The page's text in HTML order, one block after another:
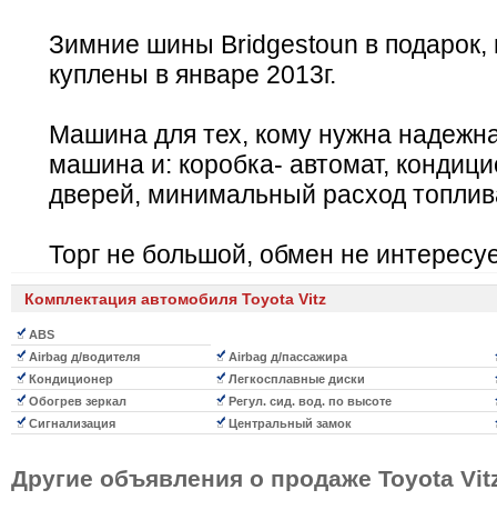
Зимние шины Bridgestoun в подарок,
куплены в январе 2013г.
Машина для тех, кому нужна
машина и: коробка- автомат,
дверей, минимальный расход
Торг не большой, обмен не
Комплектация автомобиля Toyota Vitz
ABS
Airbag д/водителя
Airbag д/пассажира
Кондиционер
Легкосплавные диски
Обогрев зеркал
Регул. сид. вод. по высоте
Сигнализация
Центральный замок
Другие объявления о продаже Toyota